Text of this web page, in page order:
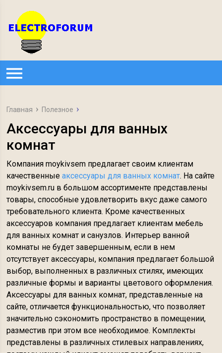
Главная Полезное
Аксессуары для ванных
комнат
Компания moykivsem предлагает своим клиентам
качественныеаксессуары для ванных комнат. На сайте
moykivsem.ru в большом ассортименте представлены
товары, способные удовлетворить вкус даже самого
требовательного клиента. Кроме качественных
аксессуаров компания предлагает клиентам мебель
для ванных комнат и санузлов. Интерьер ванной
комнаты не будет завершенным, если в нем
отсутствует аксессуары, компания предлагает большой
выбор, выполненных в различных стилях, имеющих
различные формы и варианты цветового оформления.
Аксессуары для ванных комнат, представленные на
сайте, отличается функциональностью, что позволяет
значительно сэкономить пространство в помещении,
разместив при этом все необходимое. Комплекты
представлены в различных стилевых направлениях,